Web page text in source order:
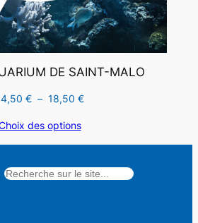
DE SAINT-MALO
€ – 18,50 €Plage
14,50 €
18,50 €
des options